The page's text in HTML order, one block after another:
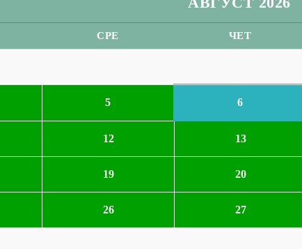
СРЕ ЧЕТ
5 6
12 13
19 20
26 27